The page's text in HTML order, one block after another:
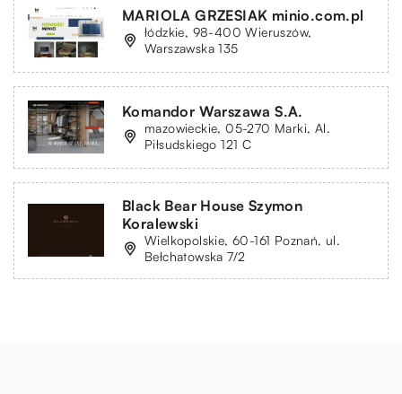
MARIOLA GRZESIAK minio.com.pl
łódzkie, 98-400 Wieruszów,
Warszawska 135
Komandor Warszawa S.A.
mazowieckie, 05-270 Marki, Al.
Piłsudskiego 121 C
Black Bear House Szymon
Koralewski
Wielkopolskie, 60-161 Poznań, ul.
Bełchatowska 7/2